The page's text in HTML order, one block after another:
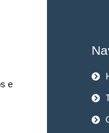
e